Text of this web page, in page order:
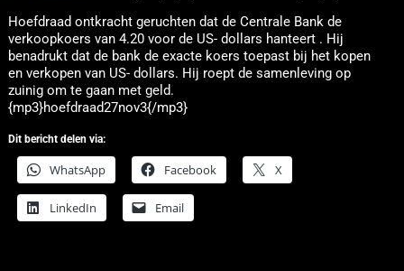
Hoefdraad ontkracht geruchten dat de Centrale Bank de
verkoopkoers van 4.20 voor de US- dollars hanteert . Hij
benadrukt dat de bank de exacte koers toepast bij het kopen
en verkopen van US- dollars. Hij roept de samenleving op
zuinig om te gaan met geld.
{mp3}hoefdraad27nov3{/mp3}
Dit bericht delen via:
WhatsApp Facebook X
LinkedIn Email